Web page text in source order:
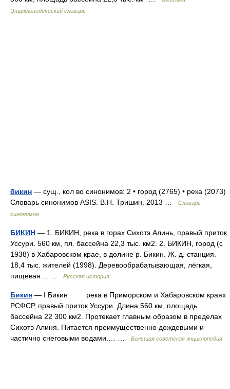
Энциклопедический словарь
бикин — сущ., кол во синонимов: 2 • город (2765) • река (2073)
Словарь синонимов ASIS. В.Н. Тришин. 2013 …
Словарь
синонимов
БИКИН — 1. БИКИН, река в горах Сихотэ Алинь, правый приток
Уссури. 560 км, пл. бассейна 22,3 тыс. км2. 2. БИКИН, город (с
1938) в Хабаровском крае, в долине р. Бикин. Ж. д. станция.
18,4 тыс. жителей (1998). Деревообрабатывающая, лёгкая,
пищевая… …
Русская история
Бикин — I Бикин река в Приморском и Хабаровском краях
РСФСР, правый приток Уссури. Длина 560 км, площадь
бассейна 22 300 км2. Протекает главным образом в пределах
Сихотэ Алиня. Питается преимущественно дождевыми и
частично снеговыми водами.… …
Большая советская энциклопедия